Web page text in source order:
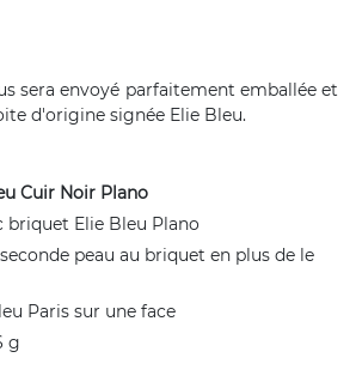
sera envoyé parfaitement emballée et
d'origine signée Elie Bleu.
Cuir Noir Plano
briquet Elie Bleu Plano
peau au briquet en plus de le
Paris sur une face
g